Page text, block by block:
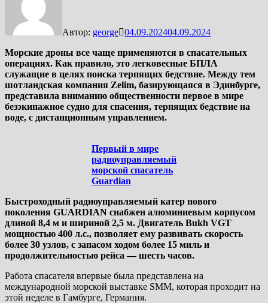
Автор: george 04.09.202404.09.2024
Морские дроны все чаще применяются в спасательных
операциях. Как правило, это легковесные БПЛА
служащие в целях поиска терпящих бедствие. Между тем
шотландская компания Zelim, базирующаяся в Эдинбурге,
представила вниманию общественности первое в мире
безэкипажное судно для спасения, терпящих бедствие на
воде, с дистанционным управлением.
Первый в мире
радиоуправляемый
морской спасатель
Guardian
Быстроходный радиоуправляемый катер нового
поколения GUARDIAN снабжен алюминиевым корпусом
длиной 8,4 м и шириной 2,5 м. Двигатель Bukh VGT
мощностью 400 л.с., позволяет ему развивать скорость
более 30 узлов, с запасом ходом более 15 миль и
продолжительностью рейса — шесть часов.
Работа спасателя впервые была представлена на
международной морской выставке SMM, которая проходит на
этой неделе в Гамбурге, Германия.